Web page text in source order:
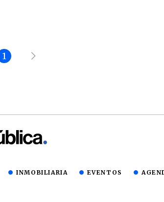
1
INMOBILIARIA EVENTOS